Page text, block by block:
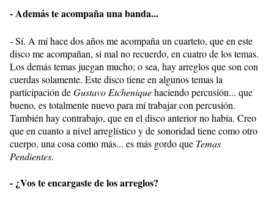
- Además te acompaña una banda...
- Sí. A mí hace dos años me acompaña un cuarteto, que en este
disco me acompañan, si mal no recuerdo, en cuatro de los temas.
Los demás temas juegan mucho; o sea, hay arreglos que son con
cuerdas solamente. Este disco tiene en algunos temas la
participación deGustavo Etcheniquehaciendo percusión... que
bueno, es totalmente nuevo para mí trabajar con percusión.
También hay contrabajo, que en el disco anterior no había. Creo
que en cuanto a nivel arreglístico y de sonoridad tiene como otro
cuerpo, una cosa como más... es más gordo que Temas
Pendientes.
- ¿Vos te encargaste de los arreglos?